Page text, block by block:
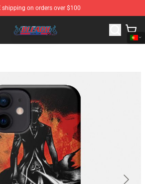
shipping on orders over $100
Bleach Merchandise Shop